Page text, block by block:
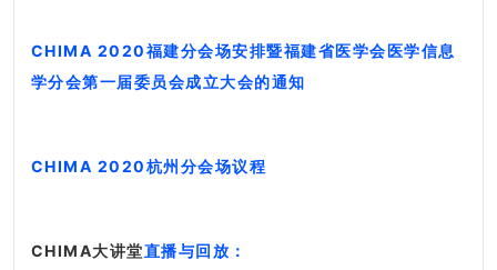
CHIMA 2020福建分会场安排暨福建省医学会医学信息
学分会第一届委员会成立大会的通知
CHIMA 2020杭州分会场议程
CHIMA大讲堂直播与回放：